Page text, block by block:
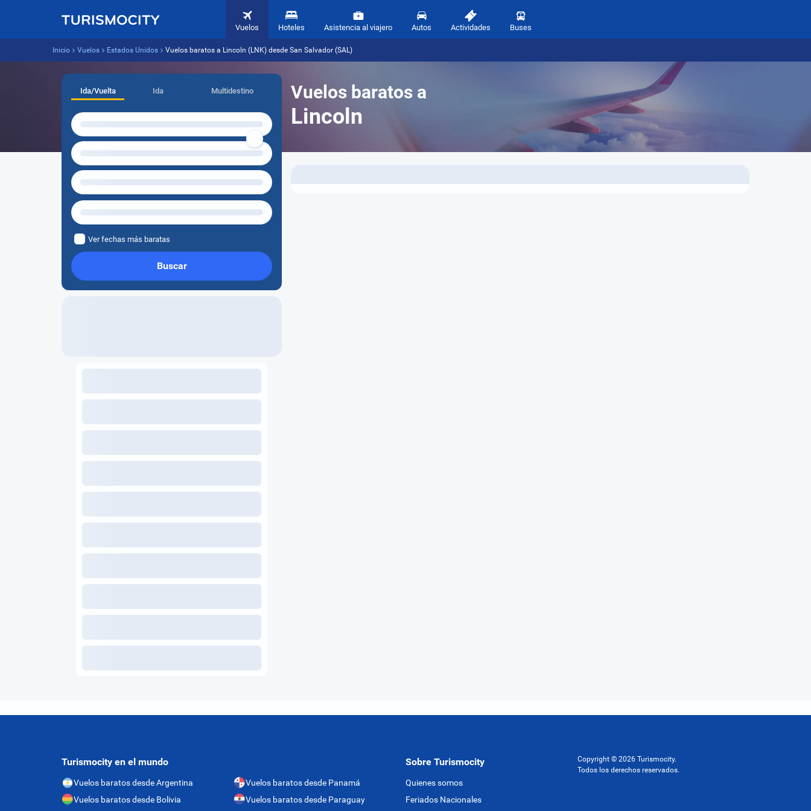
Vuelos Hoteles Asistencia al viajero Autos Actividades Buses
Inicio Vuelos Estados Unidos Vuelos baratos a Lincoln (LNK) desde San Salvador (SAL)
Vuelos baratos a
Lincoln
Ida/Vuelta Ida Multidestino
Ver fechas más baratas
Buscar
Turismocity en el mundo
Vuelos baratos desde Argentina
Vuelos baratos desde Bolivia
Vuelos baratos desde Panamá
Vuelos baratos desde Paraguay
Sobre Turismocity
Quienes somos
Feriados Nacionales
Copyright © 2026 Turismocity.
Todos los derechos reservados.